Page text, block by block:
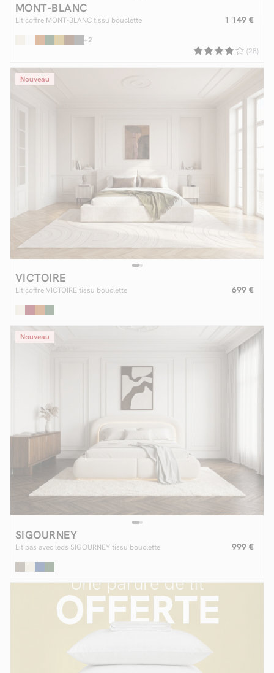
MONT-BLANC
Lit coffre MONT-BLANC tissu bouclette 1 149 €
+2
(28)
Nouveau
VICTOIRE
Lit coffre VICTOIRE tissu bouclette 699 €
Nouveau
SIGOURNEY
Lit bas avec leds SIGOURNEY tissu bouclette 999 €